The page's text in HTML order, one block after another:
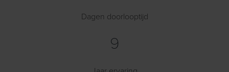
Dagen doorlooptijd
9